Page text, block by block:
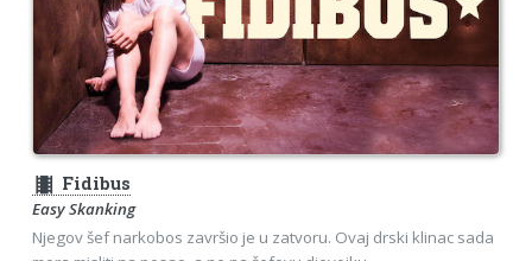
theaters Fidibus
Easy Skanking
Njegov šef narkobos završio je u zatvoru. Ovaj drski klinac sada